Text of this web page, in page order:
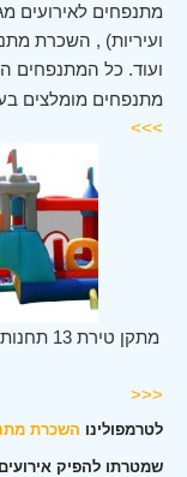
מתנפחים לאירועים
ועיריות) , השכרת
ועוד. כל המתנפחים
מתנפחים מומלצים
>>>
מתקן טירת 13 תחנות בעין כרמל
<<<
לטרמפולינו השכרת
שמטרתו להפיק